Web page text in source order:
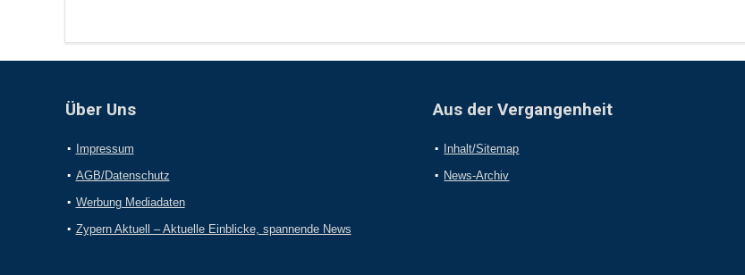
Über Uns
Impressum
AGB/Datenschutz
Werbung Mediadaten
Zypern Aktuell – Aktuelle Einblicke, spannende News
Aus der Vergangenheit
Inhalt/Sitemap
News-Archiv